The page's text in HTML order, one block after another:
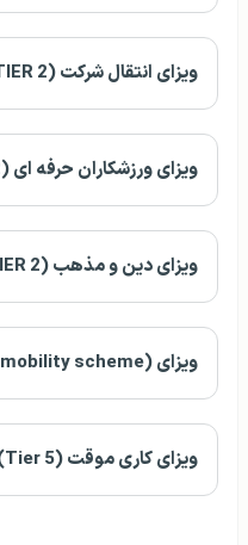
ویزای انتقال شرکت (TIER 2)
ویزای ورزشکاران حرفه‌ ای (TIER 2)
ویزای دین و مذهب (TIER 2)
ویزای Tier 5 (youth mobility scheme)
ویزای کاری موقت (Tier 5)